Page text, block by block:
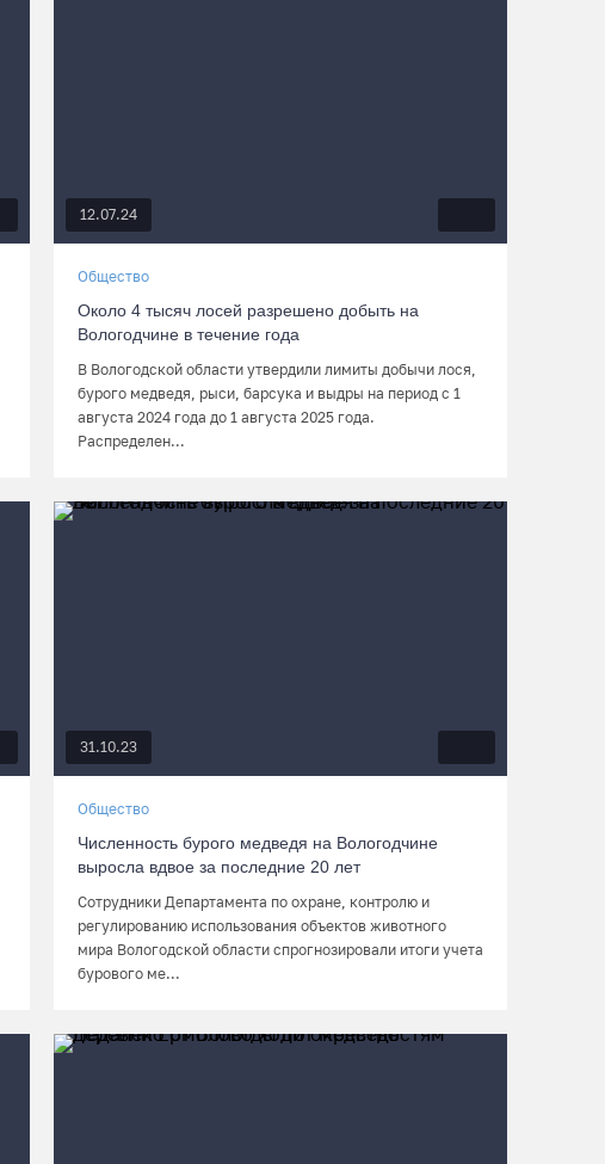
12.07.24
Общество
Около 4 тысяч лосей разрешено добыть на
Вологодчине в течение года
В Вологодской области утвердили лимиты добычи лося,
бурого медведя, рыси, барсука и выдры на период с 1
августа 2024 года до 1 августа 2025 года.
Распределен...
31.10.23
Общество
Численность бурого медведя на Вологодчине
выросла вдвое за последние 20 лет
Сотрудники Департамента по охране, контролю и
регулированию использования объектов животного
мира Вологодской области спрогнозировали итоги учета
бурового ме...